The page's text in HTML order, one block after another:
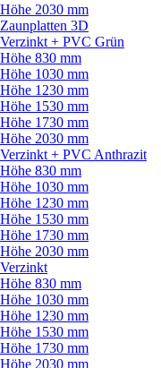
Höhe 2030 mm
Zaunplatten 3D
Verzinkt + PVC Grün
Höhe 830 mm
Höhe 1030 mm
Höhe 1230 mm
Höhe 1530 mm
Höhe 1730 mm
Höhe 2030 mm
Verzinkt + PVC Anthrazit
Höhe 830 mm
Höhe 1030 mm
Höhe 1230 mm
Höhe 1530 mm
Höhe 1730 mm
Höhe 2030 mm
Verzinkt
Höhe 830 mm
Höhe 1030 mm
Höhe 1230 mm
Höhe 1530 mm
Höhe 1730 mm
Höhe 2030 mm